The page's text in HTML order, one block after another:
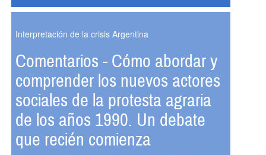
Interpretación de la crisis Argentina
Comentarios - Cómo abordar y
comprender los nuevos actores
sociales de la protesta agraria
de los años 1990. Un debate
que recién comienza